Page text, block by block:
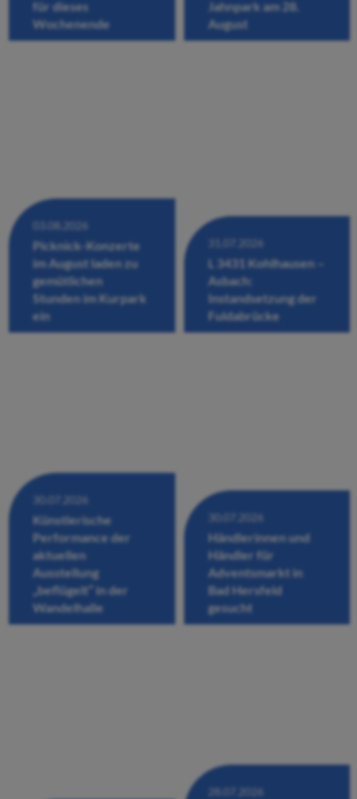
für dieses
Wochenende
Jahnpark am 28.
August
03.08.2026
Picknick-Konzerte
im August laden zu
gemütlichen
Stunden im Kurpark
ein
31.07.2026
L 3431 Kohlhausen –
Asbach:
Instandsetzung der
Fuldabrücke
30.07.2026
Künstlerische
Performance der
aktuellen
Ausstellung
„beflügelt“ in der
Wandelhalle
30.07.2026
Händlerinnen und
Händler für
Adventsmarkt in
Bad Hersfeld
gesucht
28.07.2026